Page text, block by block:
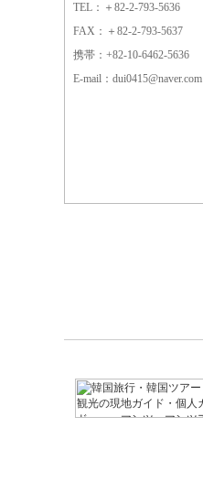
TEL：＋82-2-793-5636
FAX：＋82-2-793-5637
携帯：+82-10-6462-5636
E-mail：dui0415@naver.com